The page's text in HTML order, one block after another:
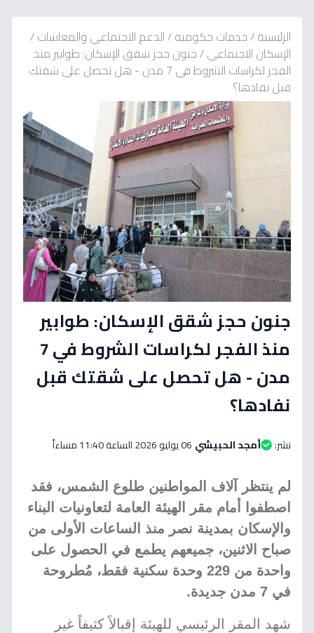
الرئيسية/خدمات حكومية/الدعم الاجتماعي والمعاشات/
الإسكان الاجتماعي/جنون حجز شقق الإسكان: طوابير منذ
الفجر لكراسات الشروط في 7 مدن - هل تحصل على شقتك
قبل نفادها؟
جنون حجز شقق الإسكان: طوابير
منذ الفجر لكراسات الشروط في 7
مدن - هل تحصل على شقتك قبل
نفادها؟
نشر: أمجد الحبيشي 06 يوليو 2026 الساعة 11:40 مساءاً
لم ينتظر آلاف المواطنين طلوع الشمس، فقد
اصطفوا أمام مقر الهيئة العامة لتعاونيات البناء
والإسكان بمدينة نصر منذ الساعات الأولى من
صباح الاثنين، جميعهم يطمع في الحصول على
واحدة من 229 وحدة سكنية فقط، مُطروحة
في 7 مدن جديدة.
شهد المقر الرئيسي للهيئة إقبالاً كثيفاً غير